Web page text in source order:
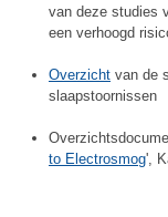
van deze studies
een verhoogd
Overzicht van de
slaapstoornissen
to Electrosmog',